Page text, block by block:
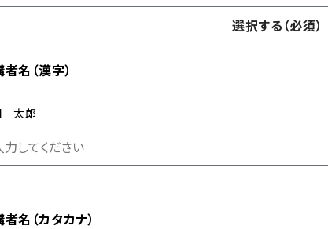
選択する（必須）
名（漢字）
太郎
名（カタカナ）